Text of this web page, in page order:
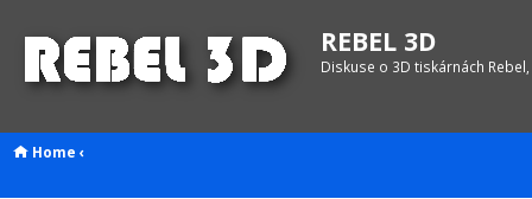
REBEL 3D
Diskuse o 3D tiskárnách
Home ‹